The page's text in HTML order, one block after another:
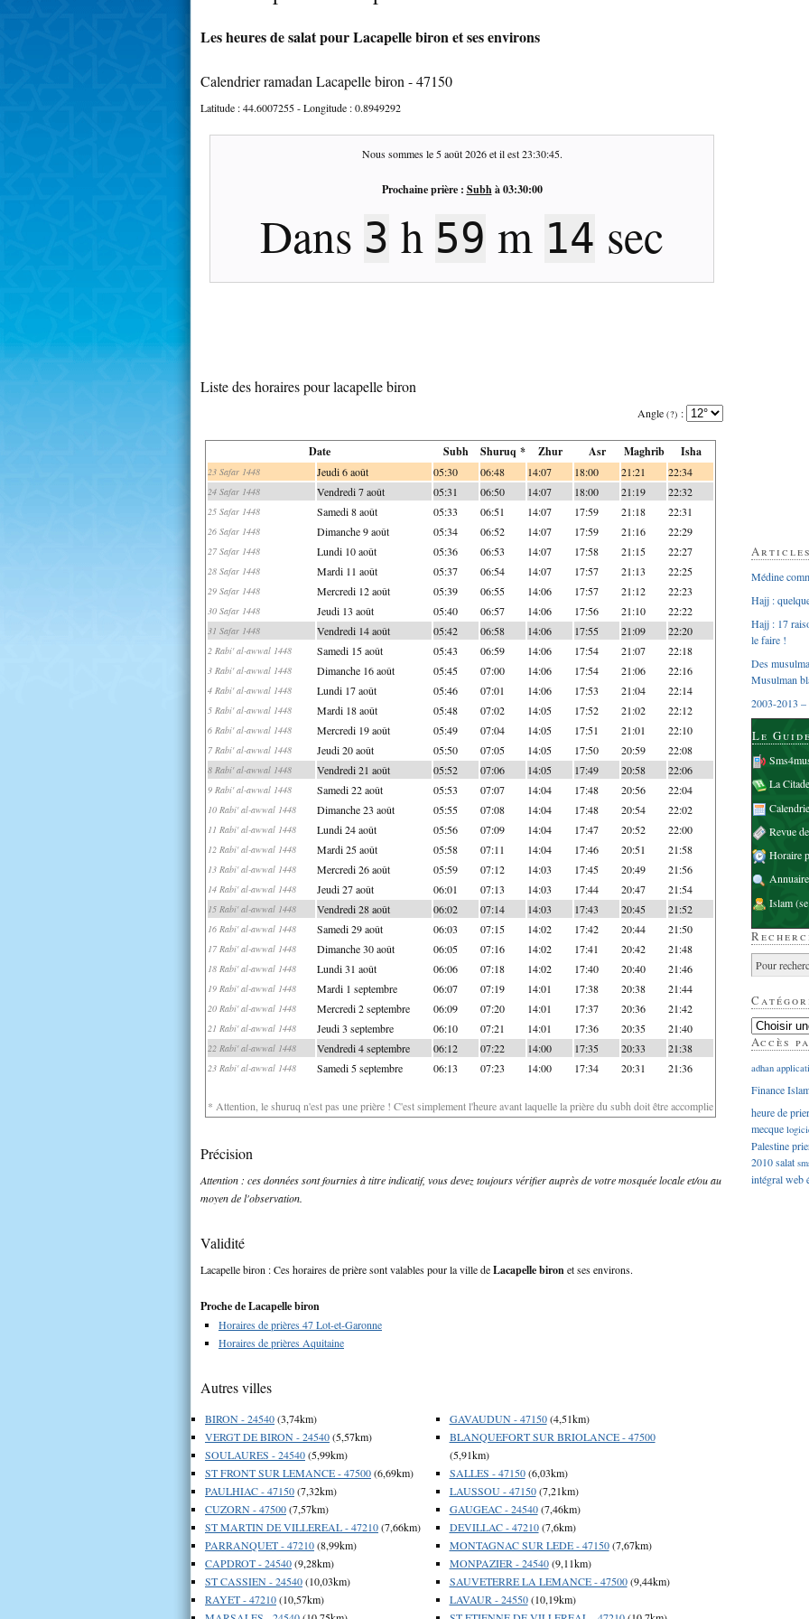
Les heures de salat pour Lacapelle biron et ses environs
Calendrier ramadan Lacapelle biron - 47150
Latitude :44.6007255- Longitude :0.8949292
Nous sommes le 5 août 2026et il est23:30:46.
Prochaine prière : Subhà03:30:00
Dans 3 h 59 m 13 sec
Liste des horaires pour lacapelle biron
Angle (?) :
Date Subh Shuruq * Zhur Asr Maghrib Isha
23 Safar 1448 Jeudi 6 août 05:30 06:48 14:07 18:00 21:21 22:34
24 Safar 1448 Vendredi 7 août 05:31 06:50 14:07 18:00 21:19 22:32
25 Safar 1448 Samedi 8 août 05:33 06:51 14:07 17:59 21:18 22:31
26 Safar 1448 Dimanche 9 août 05:34 06:52 14:07 17:59 21:16 22:29
27 Safar 1448 Lundi 10 août 05:36 06:53 14:07 17:58 21:15 22:27
28 Safar 1448 Mardi 11 août 05:37 06:54 14:07 17:57 21:13 22:25
29 Safar 1448 Mercredi 12 août 05:39 06:55 14:06 17:57 21:12 22:23
30 Safar 1448 Jeudi 13 août 05:40 06:57 14:06 17:56 21:10 22:22
31 Safar 1448 Vendredi 14 août 05:42 06:58 14:06 17:55 21:09 22:20
2 Rabi' al-awwal 1448 Samedi 15 août 05:43 06:59 14:06 17:54 21:07 22:18
3 Rabi' al-awwal 1448 Dimanche 16 août 05:45 07:00 14:06 17:54 21:06 22:16
4 Rabi' al-awwal 1448 Lundi 17 août 05:46 07:01 14:06 17:53 21:04 22:14
5 Rabi' al-awwal 1448 Mardi 18 août 05:48 07:02 14:05 17:52 21:02 22:12
6 Rabi' al-awwal 1448 Mercredi 19 août 05:49 07:04 14:05 17:51 21:01 22:10
7 Rabi' al-awwal 1448 Jeudi 20 août 05:50 07:05 14:05 17:50 20:59 22:08
8 Rabi' al-awwal 1448 Vendredi 21 août 05:52 07:06 14:05 17:49 20:58 22:06
9 Rabi' al-awwal 1448 Samedi 22 août 05:53 07:07 14:04 17:48 20:56 22:04
10 Rabi' al-awwal 1448 Dimanche 23 août 05:55 07:08 14:04 17:48 20:54 22:02
11 Rabi' al-awwal 1448 Lundi 24 août 05:56 07:09 14:04 17:47 20:52 22:00
12 Rabi' al-awwal 1448 Mardi 25 août 05:58 07:11 14:04 17:46 20:51 21:58
13 Rabi' al-awwal 1448 Mercredi 26 août 05:59 07:12 14:03 17:45 20:49 21:56
14 Rabi' al-awwal 1448 Jeudi 27 août 06:01 07:13 14:03 17:44 20:47 21:54
15 Rabi' al-awwal 1448 Vendredi 28 août 06:02 07:14 14:03 17:43 20:45 21:52
16 Rabi' al-awwal 1448 Samedi 29 août 06:03 07:15 14:02 17:42 20:44 21:50
17 Rabi' al-awwal 1448 Dimanche 30 août 06:05 07:16 14:02 17:41 20:42 21:48
18 Rabi' al-awwal 1448 Lundi 31 août 06:06 07:18 14:02 17:40 20:40 21:46
19 Rabi' al-awwal 1448 Mardi 1 septembre 06:07 07:19 14:01 17:38 20:38 21:44
20 Rabi' al-awwal 1448 Mercredi 2 septembre 06:09 07:20 14:01 17:37 20:36 21:42
21 Rabi' al-awwal 1448 Jeudi 3 septembre 06:10 07:21 14:01 17:36 20:35 21:40
22 Rabi' al-awwal 1448 Vendredi 4 septembre 06:12 07:22 14:00 17:35 20:33 21:38
23 Rabi' al-awwal 1448 Samedi 5 septembre 06:13 07:23 14:00 17:34 20:31 21:36
* Attention, le shuruq n'est pas une prière ! C'est simplement l'heure avant laquelle la prière du subh doit être accomplie
Précision
Attention : ces données sont fournies à titre indicatif, vous devez toujours vérifier auprès de votre mosquée locale et/ou au
moyen de l'observation.
Validité
Lacapelle biron : Ces horaires de prière sont valables pour la ville deLacapelle bironet ses environs.
Proche de Lacapelle biron
Horaires de prières 47 Lot-et-Garonne
Horaires de prières Aquitaine
Autres villes
BIRON - 24540(3,74km)
VERGT DE BIRON - 24540(5,57km)
SOULAURES - 24540(5,99km)
ST FRONT SUR LEMANCE - 47500(6,69km)
PAULHIAC - 47150(7,32km)
CUZORN - 47500(7,57km)
ST MARTIN DE VILLEREAL - 47210(7,66km)
PARRANQUET - 47210(8,99km)
CAPDROT - 24540(9,28km)
ST CASSIEN - 24540(10,03km)
RAYET - 47210(10,57km)
GAVAUDUN - 47150(4,51km)
BLANQUEFORT SUR BRIOLANCE - 47500
(5,91km)
SALLES - 47150(6,03km)
LAUSSOU - 47150(7,21km)
GAUGEAC - 24540(7,46km)
DEVILLAC - 47210(7,6km)
MONTAGNAC SUR LEDE - 47150(7,67km)
MONPAZIER - 24540(9,11km)
SAUVETERRE LA LEMANCE - 47500(9,44km)
LAVAUR - 24550(10,19km)
Médine
Hajj :
Hajj : 17
le faire !
Des
Musulman
2003-2013 –
Le
La
Revue
Horaire
Islam
Accès
adhan
Finance
heure de
mecque
Palestine
2010salat
intégralweb